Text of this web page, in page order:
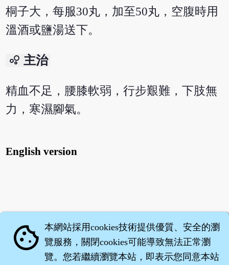
桐子大，每服30丸，加至50丸，空腹時用
溫酒或鹽湯送下。
bubble_chart 主治
精血不足，腰膝軟弱，行步艱難，下肢無
力，寒濕腳氣。
English version
cookie 本網站採用cookies技術提供優質、安全的瀏
覽服務，關閉cookies可能導致無法正常瀏
覽。您若繼續瀏覽本站，即表示您同意本站